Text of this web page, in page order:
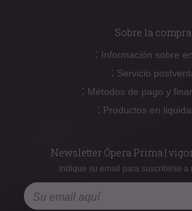
Sobre la compra
: Información sobre
: Servicio
: Métodos de pago y
: Productos en
Newsletter Ópera Prima |
Indique su email para suscribirse a